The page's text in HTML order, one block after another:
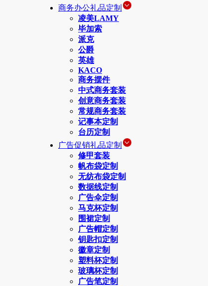
商务办公礼品定制
凌美LAMY
毕加索
派克
公爵
英雄
KACO
商务摆件
中式商务套装
创意商务套装
常规商务套装
记事本定制
台历定制
广告促销礼品定制
修甲套装
帆布袋定制
无纺布袋定制
数据线定制
广告伞定制
马克杯定制
围裙定制
广告帽定制
钥匙扣定制
徽章定制
塑料杯定制
玻璃杯定制
广告笔定制